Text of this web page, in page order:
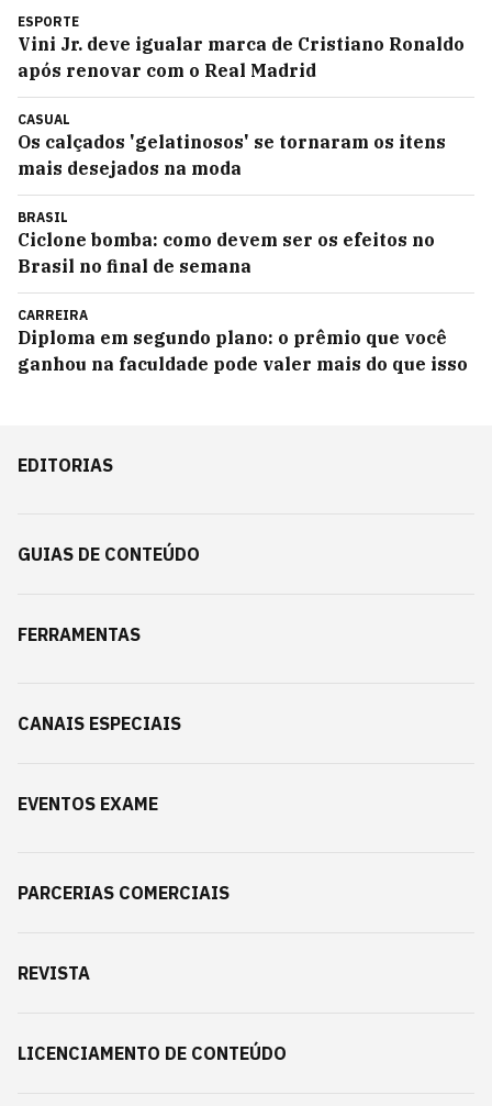
ESPORTE
Vini Jr. deve igualar marca de Cristiano Ronaldo
após renovar com o Real Madrid
CASUAL
Os calçados 'gelatinosos' se tornaram os itens
mais desejados na moda
BRASIL
Ciclone bomba: como devem ser os efeitos no
Brasil no final de semana
CARREIRA
Diploma em segundo plano: o prêmio que você
ganhou na faculdade pode valer mais do que isso
EDITORIAS
GUIAS DE CONTEÚDO
FERRAMENTAS
CANAIS ESPECIAIS
EVENTOS EXAME
PARCERIAS COMERCIAIS
REVISTA
LICENCIAMENTO DE CONTEÚDO